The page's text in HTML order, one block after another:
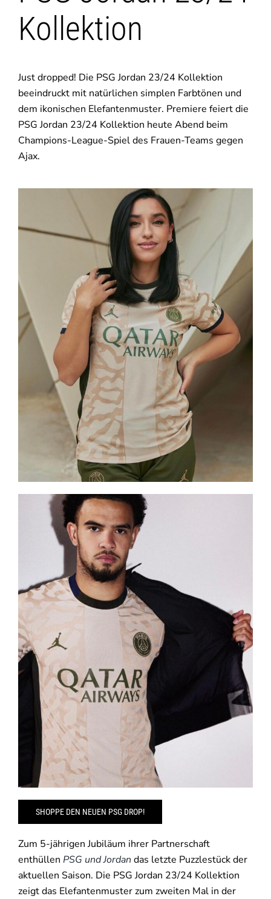
Kollektion
Just dropped! Die PSG Jordan 23/24 Kollektion
beeindruckt mit natürlichen simplen Farbtönen und
dem ikonischen Elefantenmuster. Premiere feiert die
PSG Jordan 23/24 Kollektion heute Abend beim
Champions-League-Spiel des Frauen-Teams gegen
Ajax.
SHOPPE DEN NEUEN PSG DROP!
Zum 5-jährigen Jubiläum ihrer Partnerschaft
enthüllen PSG und Jordan das letzte Puzzlestück der
aktuellen Saison. Die PSG Jordan 23/24 Kollektion
zeigt das Elefantenmuster zum zweiten Mal in der